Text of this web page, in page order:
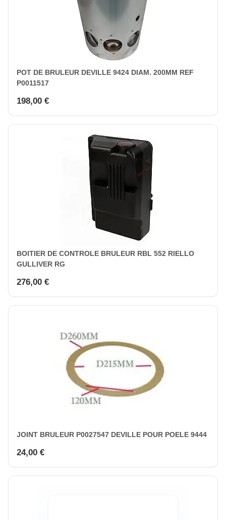
POT DE BRULEUR DEVILLE 9424 DIAM. 200MM REF
P0011517
198,00 €
BOITIER DE CONTROLE BRULEUR RBL 552 RIELLO
GULLIVER RG
276,00 €
JOINT BRULEUR P0027547 DEVILLE POUR POELE 9444
24,00 €